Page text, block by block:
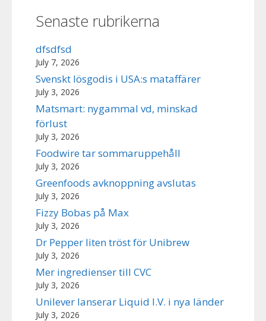
Senaste rubrikerna
dfsdfsd
July 7, 2026
Svenskt lösgodis i USA:s mataffärer
July 3, 2026
Matsmart: nygammal vd, minskad
förlust
July 3, 2026
Foodwire tar sommaruppehåll
July 3, 2026
Greenfoods avknoppning avslutas
July 3, 2026
Fizzy Bobas på Max
July 3, 2026
Dr Pepper liten tröst för Unibrew
July 3, 2026
Mer ingredienser till CVC
July 3, 2026
Unilever lanserar Liquid I.V. i nya länder
July 3, 2026